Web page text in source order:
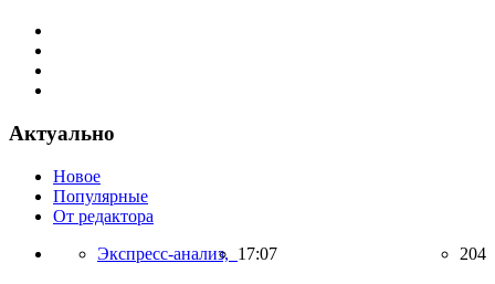
Актуально
Новое
Популярные
От редактора
Экспресс-анализ, 17:07 204